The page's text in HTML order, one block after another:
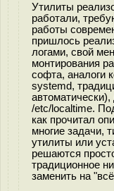
Утилиты
работали,
работы
пришлось
логами, свой
монтирования
софта, аналоги
systemd,
/etc/localtime.
как прочитал
многие задачи,
утилиты или
решаются
традиционное
заменить на